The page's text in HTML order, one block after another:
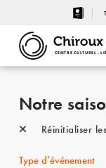
CENTRE CULTUREL -
Notre
Réinitialiser
Type d’événement